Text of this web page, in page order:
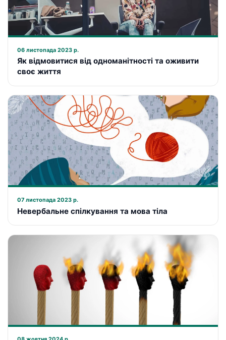
06 листопада 2023 р.
Як відмовитися від одноманітності та оживити
своє життя
07 листопада 2023 р.
Невербальне спілкування та мова тіла